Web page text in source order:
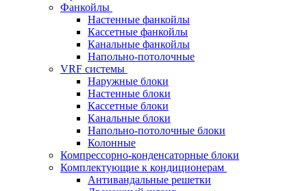
Фанкойлы
Настенные фанкойлы
Кассетные фанкойлы
Канальные фанкойлы
Напольно-потолочные
VRF системы
Наружные блоки
Настенные блоки
Кассетные блоки
Канальные блоки
Напольно-потолочные блоки
Колонные
Компрессорно-конденсаторные блоки
Комплектующие к кондиционерам
Антивандальные решетки